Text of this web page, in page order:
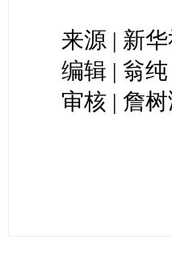
来源 | 新华
编辑 | 翁纯
审核 | 詹